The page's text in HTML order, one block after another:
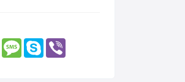
Email MessageSkype